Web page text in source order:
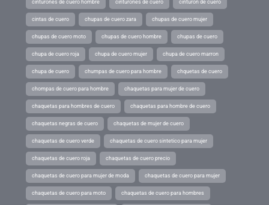
cinturones de cuero hombre cinturones de cuero cinturon de cuero
cintas de cuero chupas de cuero zara chupas de cuero mujer
chupas de cuero moto chupas de cuero hombre chupas de cuero
chupa de cuero roja chupa de cuero mujer chupa de cuero marron
chupa de cuero chumpas de cuero para hombre chquetas de cuero
chompas de cuero para hombre chaquetas para mujer de cuero
chaquetas para hombres de cuero chaquetas para hombre de cuero
chaquetas negras de cuero chaquetas de mujer de cuero
chaquetas de cuero verde chaquetas de cuero sintetico para mujer
chaquetas de cuero roja chaquetas de cuero precio
chaquetas de cuero para mujer de moda chaquetas de cuero para mujer
chaquetas de cuero para moto chaquetas de cuero para hombres